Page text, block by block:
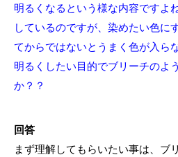
明るくなるという様な内容ですよ
しているのですが、染めたい色に
てからではないとうまく色が入ら
明るくしたい目的でブリーチのよ
か？？
回答
まず理解してもらいたい事は、ブ